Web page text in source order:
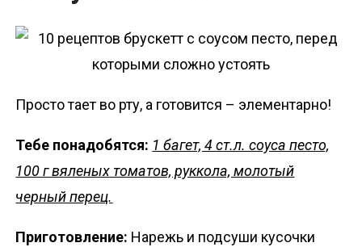
Просто тает во рту, а готовится – элементарно!
Тебе понадобятся: 1 багет, 4 ст.л. соуса песто,
100 г вяленых томатов, руккола, молотый
черный перец.
Приготовление: Нарежь и подсуши кусочки